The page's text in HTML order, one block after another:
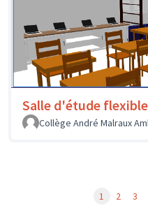
Salle d'étude flexible
Collège André Malraux
1 2 3